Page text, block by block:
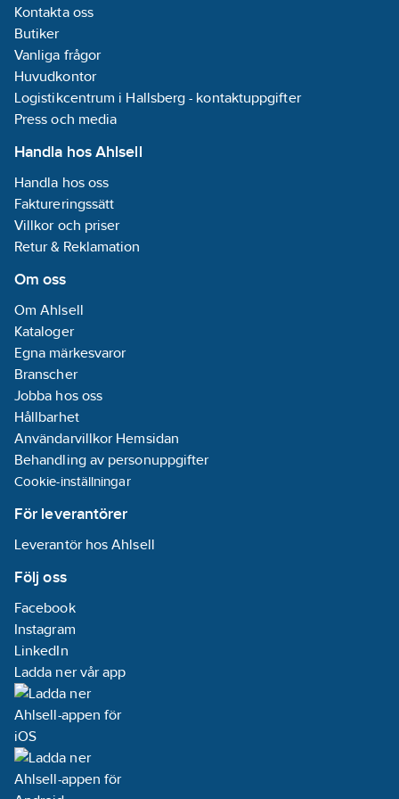
konstruktionshöjd 75
Kontakta oss
Butiker
Vanliga frågor
Huvudkontor
Logistikcentrum i Hallsberg - kontaktuppgifter
Press och media
Handla hos Ahlsell
Handla hos oss
Faktureringssätt
Villkor och priser
Retur & Reklamation
Om oss
Om Ahlsell
Kataloger
Egna märkesvaror
Branscher
Jobba hos oss
Hållbarhet
Användarvillkor Hemsidan
Behandling av personuppgifter
Cookie-inställningar
För leverantörer
Leverantör hos Ahlsell
Följ oss
Facebook
Instagram
LinkedIn
Ladda ner vår app